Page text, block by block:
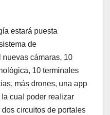
estará puesta
de
cámaras, 10
10 terminales
más drones, una app
cual poder realizar
circuitos de portales